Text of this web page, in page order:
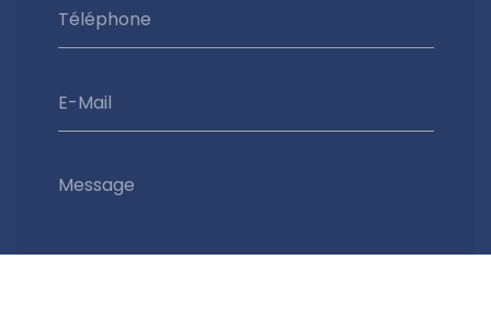
Téléphone
E-Mail
Message